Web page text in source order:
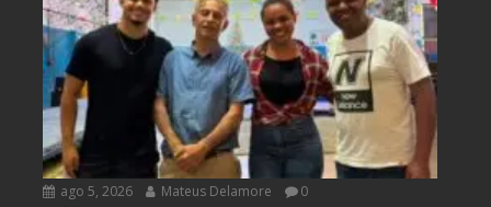
ago 5, 2026 Mateus Delamore 0